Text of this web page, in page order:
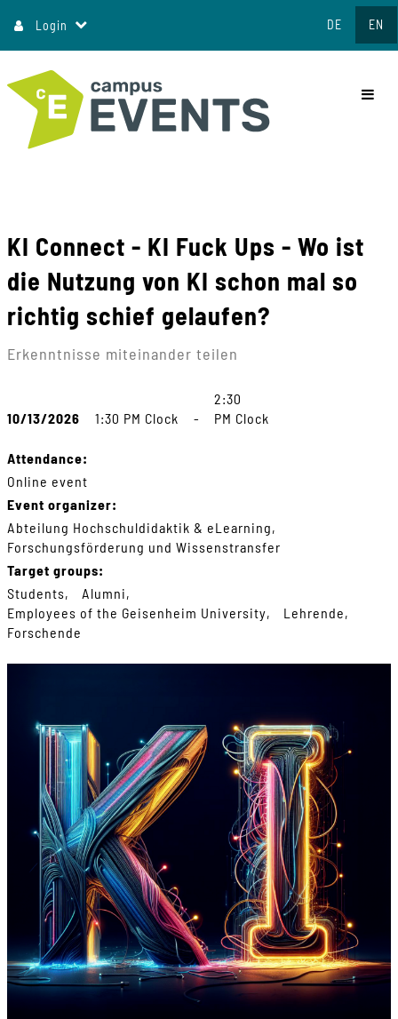
content
Login DE EN
KI Connect - KI Fuck Ups - Wo ist
die Nutzung von KI schon mal so
richtig schief gelaufen?
Erkenntnisse miteinander teilen
10/13/2026 1:30 PM Clock -
2:30
PM Clock
Attendance:
Online event
Event organizer:
Abteilung Hochschuldidaktik & eLearning
Forschungsförderung und Wissenstransfer
Target groups:
Students
Alumni
Employees of the Geisenheim University
Lehrende
Forschende